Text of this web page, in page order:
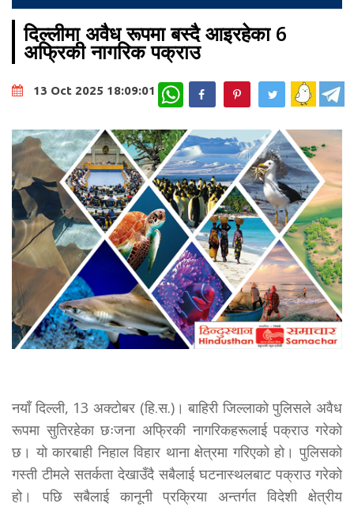
दिल्लीमा अवैध रूपमा बस्दै आइरहेका 6
अफ्रिकी नागरिक पक्राउ
13 Oct 2025 18:09:01 WhatsApp
नयाँ दिल्ली, 13 अक्टोबर (हि.स.)। बाहिरी जिल्लाको पुलिसले अवैध
रूपमा सुतिरहेका छःजना अफ्रिकी नागरिकहरूलाई पक्राउ गरेको
छ। यो कारबाही निहाल विहार थाना क्षेत्रमा गरिएको हो। पुलिसको
गस्ती टीमले सतर्कता देखाउँदै सबैलाई घटनास्थलबाट पक्राउ गरेको
हो। पछि सबैलाई कानूनी प्रक्रिया अन्तर्गत विदेशी क्षेत्रीय